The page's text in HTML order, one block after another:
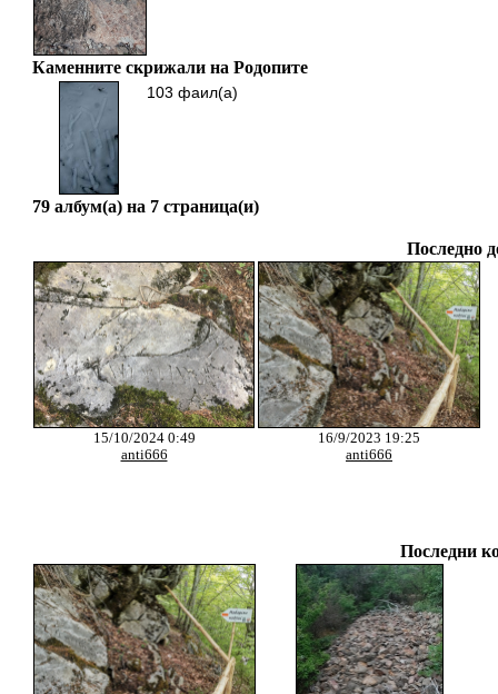
Каменните скрижали на Родопите
103 фаил(а)
79 албум(а) на 7 страница(и)
Последно
15/10/2024 0:49
anti666
16/9/2023 19:25
anti666
Последни